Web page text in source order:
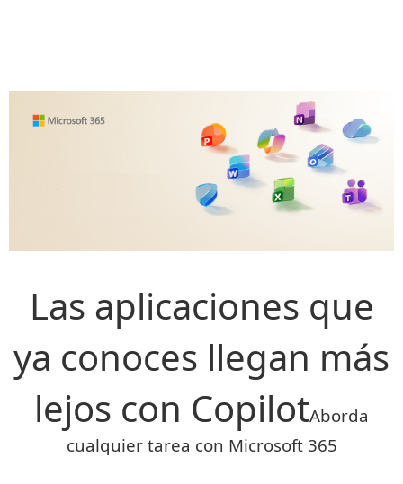
Las aplicaciones que
ya conoces llegan más
lejos con CopilotAborda
cualquier tarea con Microsoft 365